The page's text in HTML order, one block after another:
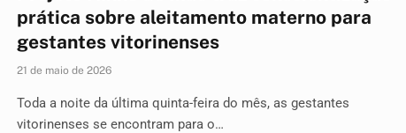
prática sobre aleitamento materno para
gestantes vitorinenses
21 de maio de 2026
Toda a noite da última quinta-feira do mês, as gestantes
vitorinenses se encontram para o…